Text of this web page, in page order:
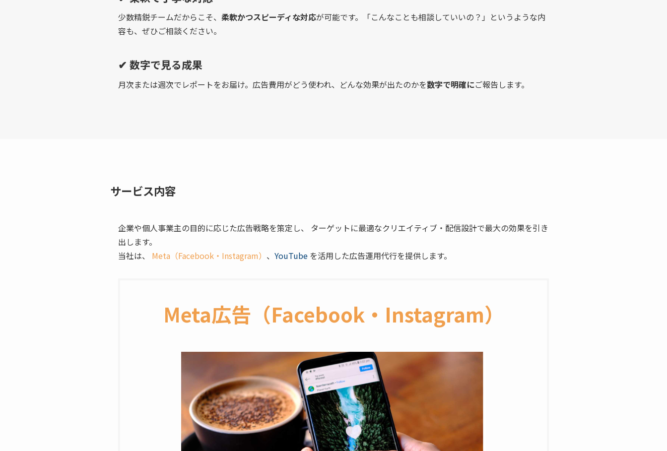
少数精鋭チームだからこそ、 柔軟かつスピーディな対応が可能です。「こんなことも相談していいの？」というような内
容も、ぜひご相談ください。
✔ 数字で見る成果
月次または週次でレポートをお届け。広告費用がどう使われ、どんな効果が出たのかを数字で明確にご報告します。
サービス内容
企業や個人事業主の目的に応じた広告戦略を策定し、 ターゲットに最適なクリエイティブ・配信設計で最大の効果を引き
出します。
当社は、
Meta（Facebook・Instagram） 、 YouTube を活用した広告運用代行を提供します。
Meta広告（Facebook・Instagram）